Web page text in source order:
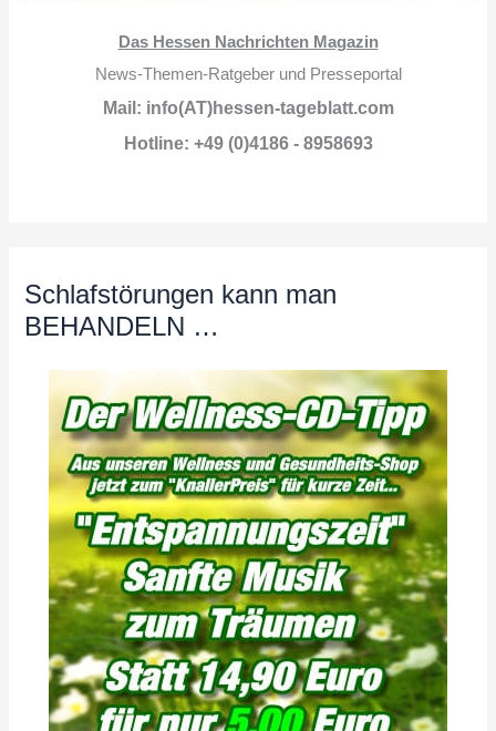
Das Hessen Nachrichten Magazin
News-Themen-Ratgeber und Presseportal
Mail: info(AT)hessen-tageblatt.com
Hotline: +49 (0)4186 - 8958693
Schlafstörungen kann man
BEHANDELN …